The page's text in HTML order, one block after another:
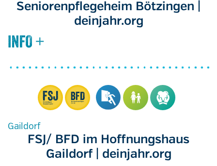
Seniorenpflegeheim Bötzingen |
deinjahr.org
Gaildorf
FSJ/ BFD im Hoffnungshaus
Gaildorf | deinjahr.org